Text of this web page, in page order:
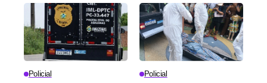
Policial Policial